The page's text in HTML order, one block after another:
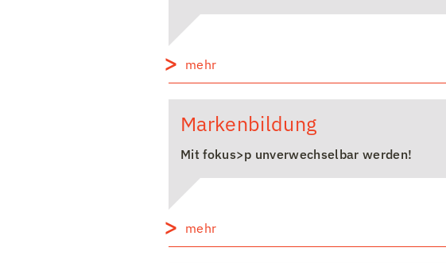
mehr
Markenbildung
Mit fokus>p unverwechselbar werden!
mehr